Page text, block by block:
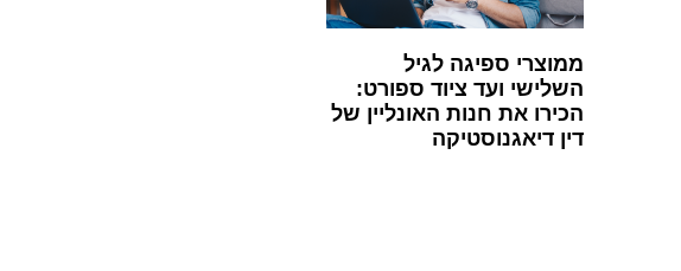
ממוצרי ספיגה לגיל
השלישי ועד ציוד ספורט:
הכירו את חנות האונליין של
דין דיאגנוסטיקה